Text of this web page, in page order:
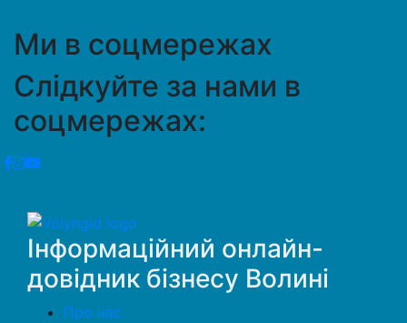
Ми в соцмережах
Слідкуйте за нами в
соцмережах:
Інформаційний онлайн-
довідник бізнесу Волині
Про нас